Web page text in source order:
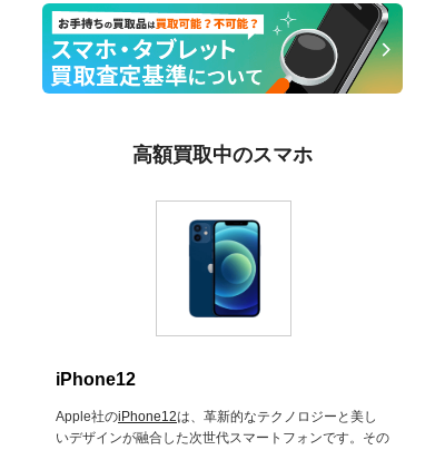
高額買取中のスマホ
iPhone12
Apple社のiPhone12は、革新的なテクノロジーと美し
いデザインが融合した次世代スマートフォンです。その